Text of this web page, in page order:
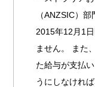
（ANZSIC）
2015年12月1
ません。 また
た給与が支払
うにしなけれ